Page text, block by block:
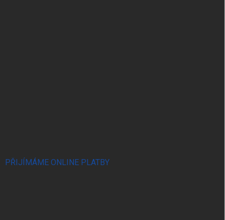
PŘIJÍMÁME ONLINE PLATBY